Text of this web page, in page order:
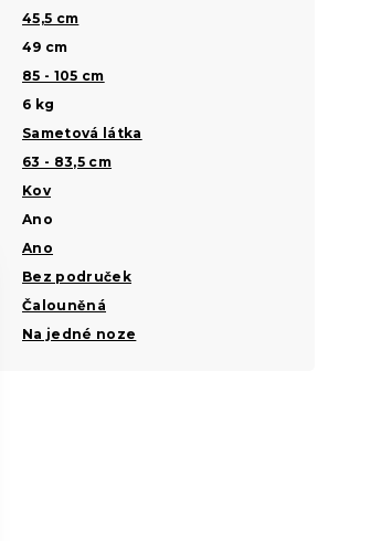
45,5 cm
49 cm
85 - 105 cm
6 kg
Sametová látka
63 - 83,5 cm
Kov
Ano
Ano
Bez područek
Čalouněná
Na jedné noze